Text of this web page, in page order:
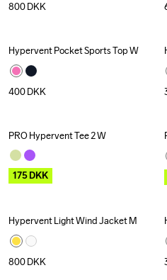
800DKK
Hypervent Pocket Sports Top W
400DKK
Outlet
PRO Hypervent Tee 2 W
175DKK
Hypervent Light Wind Jacket M
800DKK